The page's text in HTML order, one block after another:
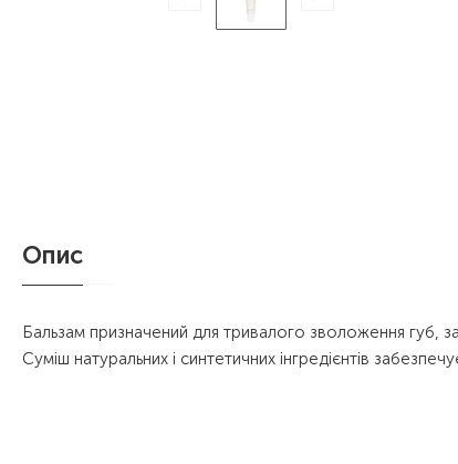
Опис
Бальзам призначений для тривалого зволоження губ,
Суміш натуральних і синтетичних інгредієнтів